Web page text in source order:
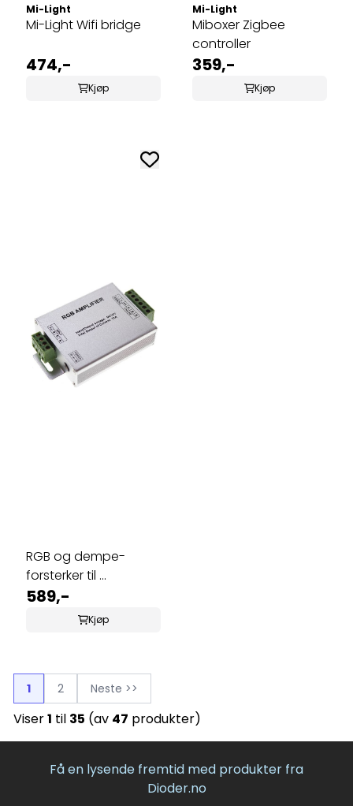
Mi-Light
Mi-Light Wifi bridge
474,-
Kjøp
Mi-Light
Miboxer Zigbee
controller
359,-
Kjøp
RGB og dempe-
forsterker til ...
589,-
Kjøp
1 2 Neste >>
Viser1 til 35 (av 47 produkter)
Få en lysende fremtid med produkter fra
Dioder.no